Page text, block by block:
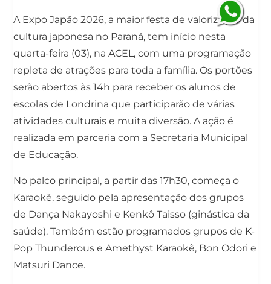
A Expo Japão 2026, a maior festa de valorização da
cultura japonesa no Paraná, tem início nesta
quarta-feira (03), na ACEL, com uma programação
repleta de atrações para toda a família. Os portões
serão abertos às 14h para receber os alunos de
escolas de Londrina que participarão de várias
atividades culturais e muita diversão. A ação é
realizada em parceria com a Secretaria Municipal
de Educação.
No palco principal, a partir das 17h30, começa o
Karaokê, seguido pela apresentação dos grupos
de Dança Nakayoshi e Kenkô Taisso (ginástica da
saúde). Também estão programados grupos de K-
Pop Thunderous e Amethyst Karaokê, Bon Odori e
Matsuri Dance.